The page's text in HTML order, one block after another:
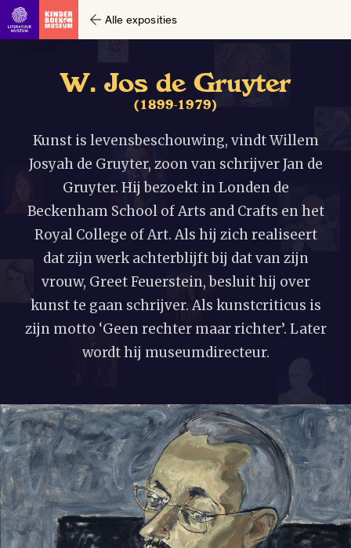
Alle exposities
W. Jos de Gruyter
(1899-1979)
Kunst is levensbeschouwing, vindt Willem
Josyah de Gruyter, zoon van schrijver Jan de
Gruyter. Hij bezoekt in Londen de
Beckenham School of Arts and Crafts en het
Royal College of Art. Als hij zich realiseert
dat zijn werk achterblijft bij dat van zijn
vrouw, Greet Feuerstein, besluit hij over
kunst te gaan schrijver. Als kunstcriticus is
zijn motto ‘Geen rechter maar richter’. Later
wordt hij museumdirecteur.